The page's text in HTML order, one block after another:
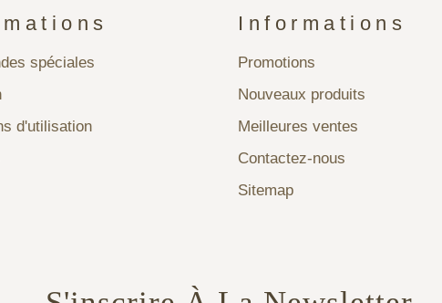
spéciales
d'utilisation
Informations
Promotions
Nouveaux produits
Meilleures ventes
Contactez-nous
Sitemap